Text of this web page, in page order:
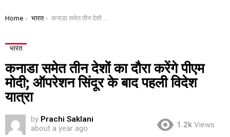
You are here:
Home भारत कनाडा समेत तीन देशों का दौरा करेंगे पीएम मोदी; ऑपरेशन सिंदूर के बाद पहली विदेश यात्रा
भारत
कनाडा समेत तीन देशों का दौरा करेंगे पीएम
मोदी; ऑपरेशन सिंदूर के बाद पहली विदेश
यात्रा
by Prachi Saklani
about a year ago
1.2k Views